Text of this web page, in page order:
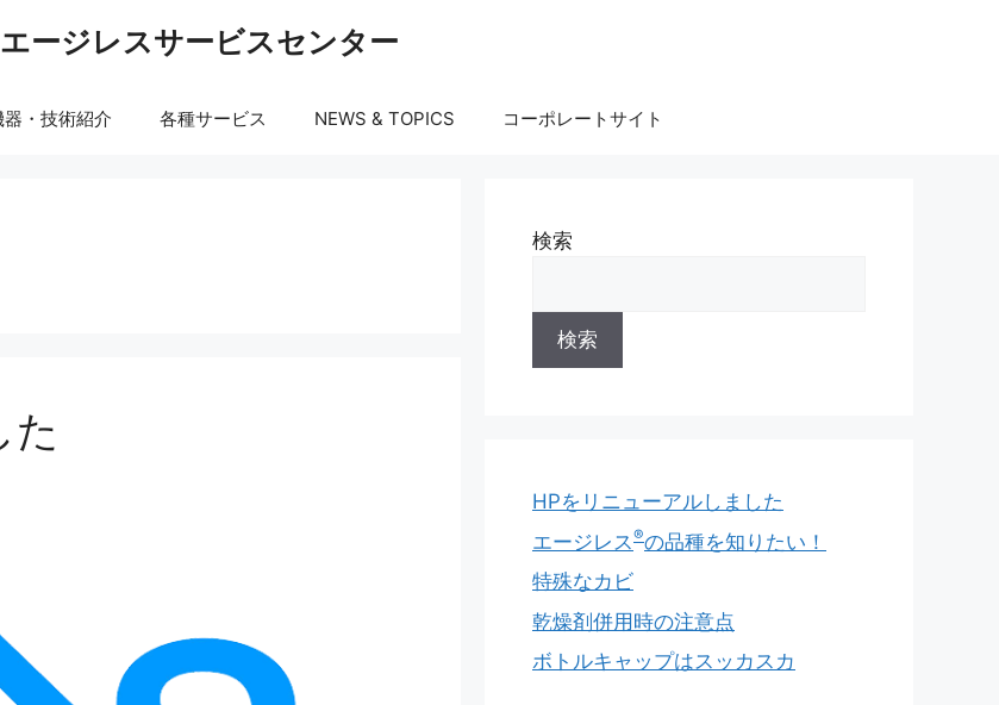
エージレスサービスセンター
・技術紹介 各種サービス NEWS & TOPICS コーポレートサイト
た
検索
検索
HPをリニューアルしました
エージレス ®の品種を知りたい！
特殊なカビ
乾燥剤併用時の注意点
ボトルキャップはスッカスカ